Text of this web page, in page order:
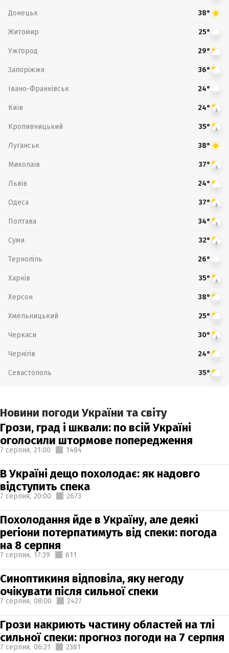
Донецьк 38°
Житомир 25°
Ужгород 29°
Запоріжжя 36°
Івано-Франківськ 24°
Київ 24°
Кропивницький 35°
Луганськ 38°
Миколаїв 37°
Львів 24°
Одеса 37°
Полтава 34°
Суми 32°
Тернопіль 26°
Харків 35°
Херсон 38°
Хмельницький 25°
Черкаси 30°
Чернігів 24°
Севастополь 35°
Новини погоди України та світу
Грози, град і шквали: по всій Україні
оголосили штормове попередження
7 серпня, 21:00 1484
В Україні дещо похолодає: як надовго
відступить спека
7 серпня, 20:00 2673
Похолодання йде в Україну, але деякі
регіони потерпатимуть від спеки: погода
на 8 серпня
7 серпня, 17:39 611
Синоптикиня відповіла, яку негоду
очікувати після сильної спеки
7 серпня, 08:00 2427
Грози накриють частину областей на тлі
сильної спеки: прогноз погоди на 7 серпня
7 серпня, 06:21 2381